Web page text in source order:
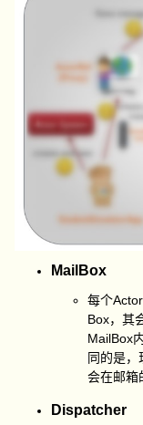
MailBox
每个
Box，其
MailBox
同的是
会在邮箱
Dispatcher